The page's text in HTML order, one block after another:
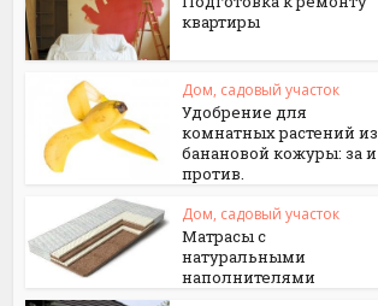
квартиры
Дом, садовый участок
Удобрение для
комнатных растений из
банановой кожуры: за и
против.
Дом, садовый участок
Матрасы с
натуральными
наполнителями